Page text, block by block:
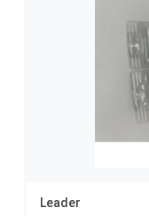
Leader